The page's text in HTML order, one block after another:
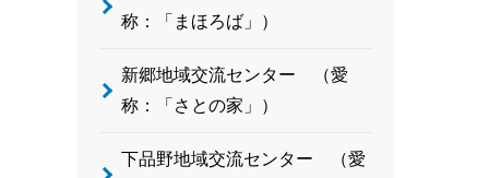
称：「まほろば」）
新郷地域交流センター （愛
称：「さとの家」）
下品野地域交流センター （愛